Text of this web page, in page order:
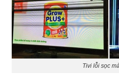
Tivi lỗi sọc